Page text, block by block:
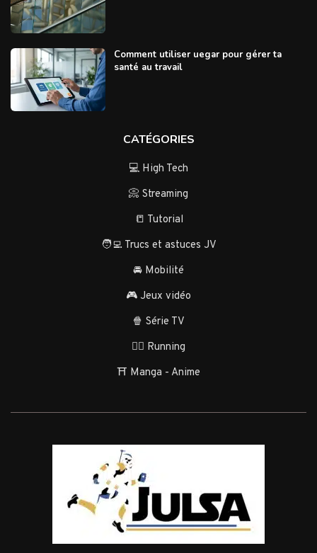
Comment utiliser uegar pour gérer ta
santé au travail
CATÉGORIES
💻 High Tech
📀 Streaming
📒 Tutorial
🧑‍💻 Trucs et astuces JV
🚘 Mobilité
🎮 Jeux vidéo
🍿 Série TV
🏃‍♂️ Running
⛩️ Manga - Anime